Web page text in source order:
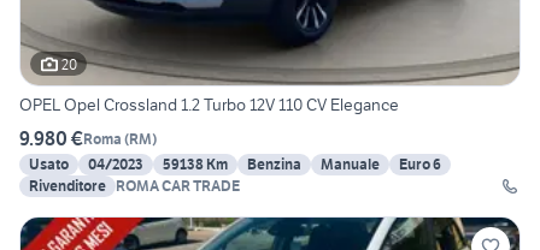
20
OPEL Opel Crossland 1.2 Turbo 12V 110 CV Elegance
9.980 €Roma (RM)
Usato
04/2023 59138 Km Benzina Manuale
Euro 6
Rivenditore ROMA CAR TRADE